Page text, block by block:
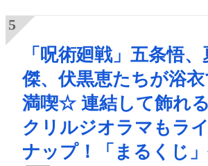
「呪術廻戦」五条悟、
傑、伏黒恵たちが浴衣
満喫☆ 連結して飾れ
クリルジオラマもラ
ナップ！「まるくじ